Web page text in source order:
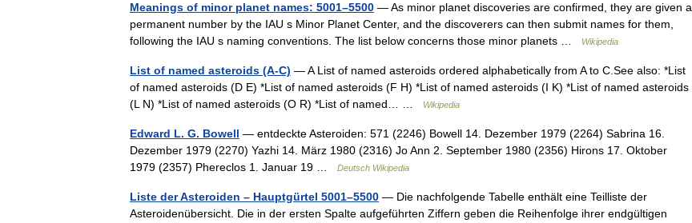
Meanings of minor planet names: 5001–5500 — As minor planet discoveries are confirmed, they are given a
permanent number by the IAU s Minor Planet Center, and the discoverers can then submit names for them,
following the IAU s naming conventions. The list below concerns those minor planets …
Wikipedia
List of named asteroids (A-C) — A List of named asteroids ordered alphabetically from A to C.See also: *List
of named asteroids (D E) *List of named asteroids (F H) *List of named asteroids (I K) *List of named asteroids
(L N) *List of named asteroids (O R) *List of named… …
Wikipedia
Edward L. G. Bowell — entdeckte Asteroiden: 571 (2246) Bowell 14. Dezember 1979 (2264) Sabrina 16.
Dezember 1979 (2270) Yazhi 14. März 1980 (2316) Jo Ann 2. September 1980 (2356) Hirons 17. Oktober
1979 (2357) Phereclos 1. Januar 19 …
Deutsch Wikipedia
Liste der Asteroiden – Hauptgürtel 5001–5500 — Die nachfolgende Tabelle enthält eine Teilliste der
Asteroidenübersicht. Die in der ersten Spalte aufgeführten Ziffern geben die Reihenfolge ihrer endgültigen